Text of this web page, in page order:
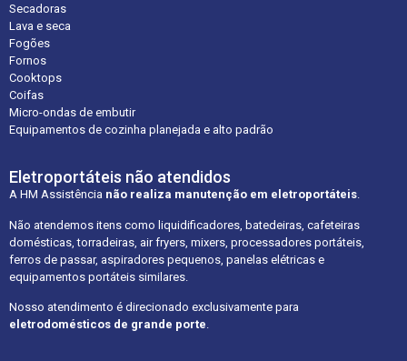
Secadoras
Lava e seca
Fogões
Fornos
Cooktops
Coifas
Micro-ondas de embutir
Equipamentos de cozinha planejada e alto padrão
Eletroportáteis não atendidos
A HM Assistência não realiza manutenção em eletroportáteis.
Não atendemos itens como liquidificadores, batedeiras, cafeteiras
domésticas, torradeiras, air fryers, mixers, processadores portáteis,
ferros de passar, aspiradores pequenos, panelas elétricas e
equipamentos portáteis similares.
Nosso atendimento é direcionado exclusivamente para
eletrodomésticos de grande porte